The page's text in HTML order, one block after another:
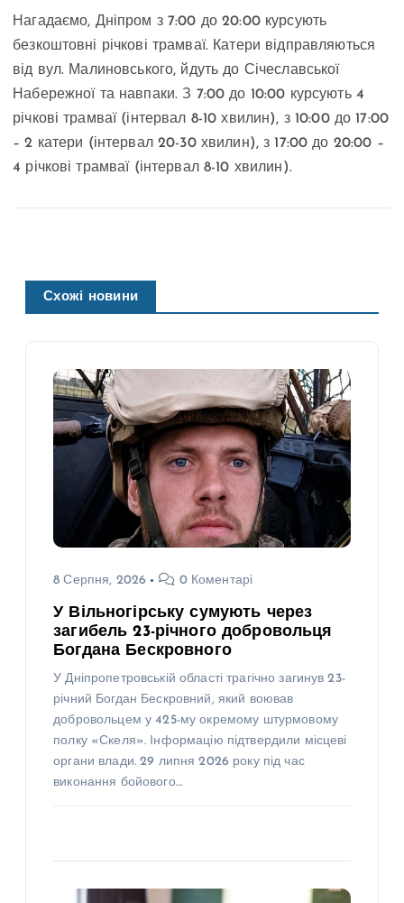
Нагадаємо, Дніпром з 7:00 до 20:00 курсують
безкоштовні річкові трамваї. Катери відправляються
від вул. Малиновського, йдуть до Січеславської
Набережної та навпаки. З 7:00 до 10:00 курсують 4
річкові трамваї (інтервал 8-10 хвилин), з 10:00 до 17:00
– 2 катери (інтервал 20-30 хвилин), з 17:00 до 20:00 –
4 річкові трамваї (інтервал 8-10 хвилин).
Схожі новини
8 Серпня, 2026 0 Коментарі
У Вільногірську сумують через
загибель 23-річного добровольця
Богдана Бескровного
У Дніпропетровській області трагічно загинув 23-
річний Богдан Бескровний, який воював
добровольцем у 425-му окремому штурмовому
полку «Скеля». Інформацію підтвердили місцеві
органи влади. 29 липня 2026 року під час
виконання бойового…